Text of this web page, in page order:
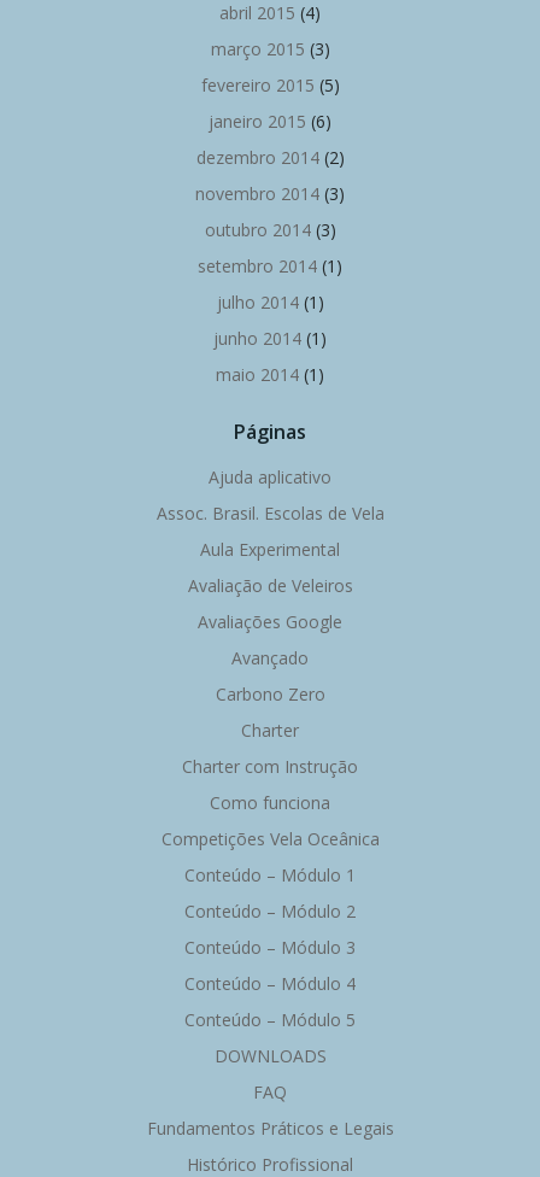
abril 2015 (4)
março 2015 (3)
fevereiro 2015 (5)
janeiro 2015 (6)
dezembro 2014(2)
novembro 2014 (3)
outubro 2014(3)
setembro 2014 (1)
julho 2014(1)
junho 2014 (1)
maio 2014 (1)
Páginas
Ajuda aplicativo
Assoc. Brasil. Escolas de Vela
Aula Experimental
Avaliação de Veleiros
Avaliações Google
Avançado
Carbono Zero
Charter
Charter com Instrução
Como funciona
Competições Vela Oceânica
Conteúdo – Módulo 1
Conteúdo – Módulo 2
Conteúdo – Módulo 3
Conteúdo – Módulo 4
Conteúdo – Módulo 5
DOWNLOADS
FAQ
Fundamentos Práticos e Legais
Histórico Profissional